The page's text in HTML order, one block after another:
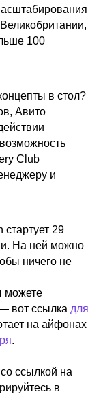
100
в стол?
Авито
Club
и
29
На ней можно
ничего не
можете
вот ссылка для
на айфонах
.
ссылкой на
в